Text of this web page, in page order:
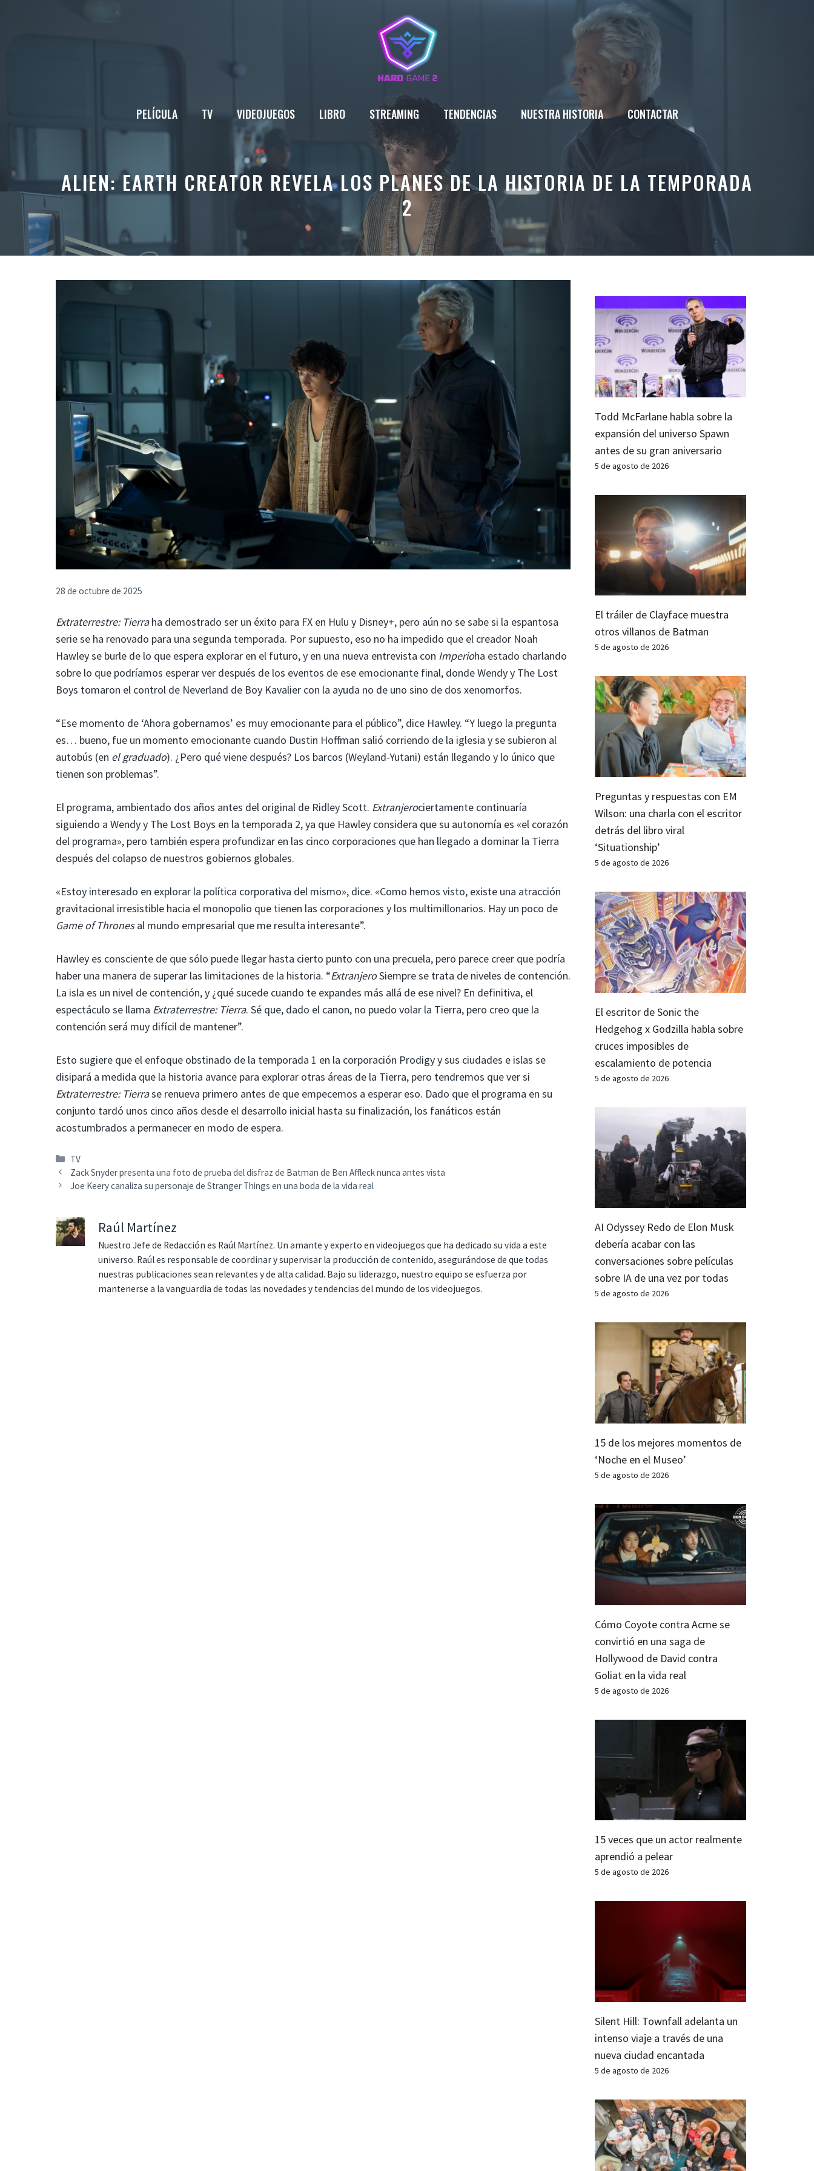
PELÍCULA TV VIDEOJUEGOS LIBRO STREAMING TENDENCIAS NUESTRA HISTORIA CONTACTAR
ALIEN: EARTH CREATOR REVELA LOS PLANES DE LA HISTORIA DE LA TEMPORADA
2
28 de octubre de 2025
Extraterrestre: Tierraha demostrado ser un éxito para FX en Hulu y Disney+, pero aún no se sabe si la espantosa
serie se ha renovado para una segunda temporada. Por supuesto, eso no ha impedido que el creador Noah
Hawley se burle de lo que espera explorar en el futuro, y en una nueva entrevista con Imperioha estado charlando
sobre lo que podríamos esperar ver después de los eventos de ese emocionante final, donde Wendy y The Lost
Boys tomaron el control de Neverland de Boy Kavalier con la ayuda no de uno sino de dos xenomorfos.
“Ese momento de ‘Ahora gobernamos’ es muy emocionante para el público”, dice Hawley. “Y luego la pregunta
es… bueno, fue un momento emocionante cuando Dustin Hoffman salió corriendo de la iglesia y se subieron al
autobús (en el graduado). ¿Pero qué viene después? Los barcos (Weyland-Yutani) están llegando y lo único que
tienen son problemas”.
El programa, ambientado dos años antes del original de Ridley Scott. Extranjerociertamente continuaría
siguiendo a Wendy y The Lost Boys en la temporada 2, ya que Hawley considera que su autonomía es «el corazón
del programa», pero también espera profundizar en las cinco corporaciones que han llegado a dominar la Tierra
después del colapso de nuestros gobiernos globales.
«Estoy interesado en explorar la política corporativa del mismo», dice. «Como hemos visto, existe una atracción
gravitacional irresistible hacia el monopolio que tienen las corporaciones y los multimillonarios. Hay un poco de
Game of Thronesal mundo empresarial que me resulta interesante”.
Hawley es consciente de que sólo puede llegar hasta cierto punto con una precuela, pero parece creer que podría
haber una manera de superar las limitaciones de la historia. “ExtranjeroSiempre se trata de niveles de contención.
La isla es un nivel de contención, y ¿qué sucede cuando te expandes más allá de ese nivel? En definitiva, el
espectáculo se llama Extraterrestre: Tierra. Sé que, dado el canon, no puedo volar la Tierra, pero creo que la
contención será muy difícil de mantener”.
Esto sugiere que el enfoque obstinado de la temporada 1 en la corporación Prodigy y sus ciudades e islas se
disipará a medida que la historia avance para explorar otras áreas de la Tierra, pero tendremos que ver si
Extraterrestre: Tierrase renueva primero antes de que empecemos a esperar eso. Dado que el programa en su
conjunto tardó unos cinco años desde el desarrollo inicial hasta su finalización, los fanáticos están
acostumbrados a permanecer en modo de espera.
Categorías
TV
Zack Snyder presenta una foto de prueba del disfraz de Batman de Ben Affleck nunca antes vista
Joe Keery canaliza su personaje de Stranger Things en una boda de la vida real
Raúl Martínez
Nuestro Jefe de Redacción es Raúl Martínez. Un amante y experto en videojuegos que ha dedicado su vida a este
universo. Raúl es responsable de coordinar y supervisar la producción de contenido, asegurándose de que todas
nuestras publicaciones sean relevantes y de alta calidad. Bajo su liderazgo, nuestro equipo se esfuerza por
mantenerse a la vanguardia de todas las novedades y tendencias del mundo de los videojuegos.
Todd McFarlane habla sobre la
expansión del universo Spawn
antes de su gran aniversario
5 de agosto de 2026
El tráiler de Clayface muestra
otros villanos de Batman
5 de agosto de 2026
Preguntas y respuestas con EM
Wilson: una charla con el escritor
detrás del libro viral
‘Situationship’
5 de agosto de 2026
El escritor de Sonic the
Hedgehog x Godzilla habla sobre
cruces imposibles de
escalamiento de potencia
5 de agosto de 2026
AI Odyssey Redo de Elon Musk
debería acabar con las
conversaciones sobre películas
sobre IA de una vez por todas
5 de agosto de 2026
15 de los mejores momentos de
‘Noche en el Museo’
5 de agosto de 2026
Cómo Coyote contra Acme se
convirtió en una saga de
Hollywood de David contra
Goliat en la vida real
5 de agosto de 2026
15 veces que un actor realmente
aprendió a pelear
5 de agosto de 2026
Silent Hill: Townfall adelanta un
intenso viaje a través de una
nueva ciudad encantada
5 de agosto de 2026